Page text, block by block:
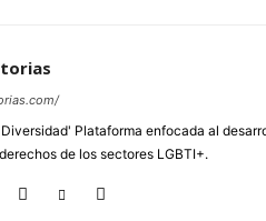
Plataforma enfocada al
de los sectores LGBTI+.